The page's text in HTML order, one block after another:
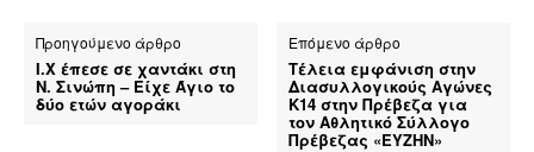
Προηγούμενο άρθρο
Ι.Χ έπεσε σε χαντάκι στη
Ν. Σινώπη – Είχε Άγιο το
δύο ετών αγοράκι
Επόμενο άρθρο
Τέλεια εμφάνιση στην
Διασυλλογικούς Αγώνες
Κ14 στην Πρέβεζα για
τον Αθλητικό Σύλλογο
Πρέβεζας «ΕΥΖΗΝ»